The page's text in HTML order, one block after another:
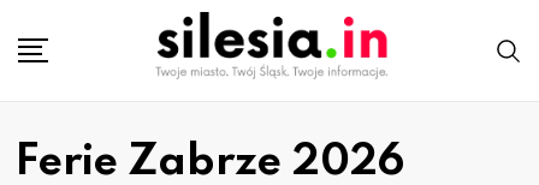
Ferie Zabrze 2026